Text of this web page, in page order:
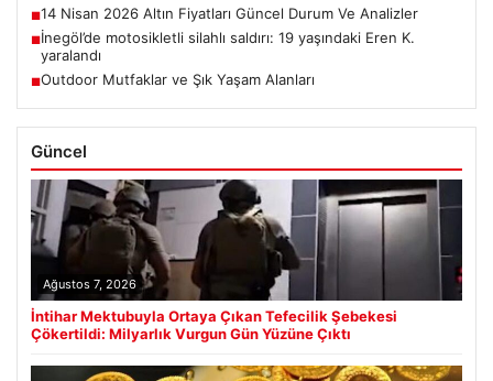
■14 Nisan 2026 Altın Fiyatları Güncel Durum Ve Analizler
■İnegöl’de motosikletli silahlı saldırı: 19 yaşındaki Eren K.
yaralandı
■Outdoor Mutfaklar ve Şık Yaşam Alanları
Güncel
Ağustos 7, 2026
İntihar Mektubuyla Ortaya Çıkan Tefecilik Şebekesi
Çökertildi: Milyarlık Vurgun Gün Yüzüne Çıktı